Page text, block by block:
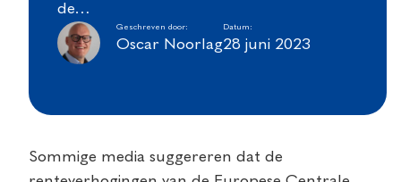
de…
Geschreven door:
Oscar Noorlag
Datum:
28 juni 2023
Sommige media suggereren dat de